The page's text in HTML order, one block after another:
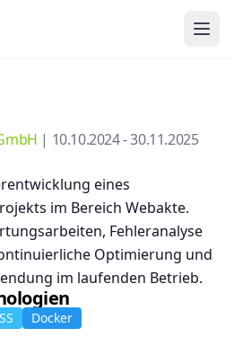
| 10.10.2024-30.11.2025
eines
im Bereich Webakte.
Fehleranalyse
Optimierung und
im laufenden Betrieb.
Docker